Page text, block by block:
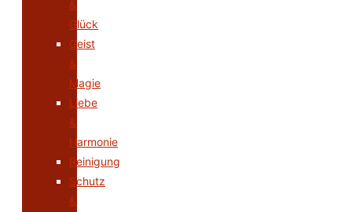
&
Glück
Geist
&
Magie
Liebe
&
Harmonie
Reinigung
Schutz
&